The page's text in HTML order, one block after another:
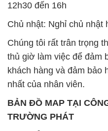
12h30 đến 16h
Chủ nhật: Nghỉ chủ nhật
Chúng tôi rất trân trọng
thủ giờ làm việc để đảm
khách hàng và đảm bảo
nhất của nhân viên.
BẢN ĐỒ MAP TẠI
TRƯỜNG PHÁT